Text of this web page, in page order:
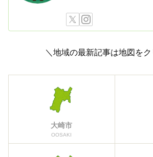
＼地域の最新記事は地図をク
大崎市
OOSAKI